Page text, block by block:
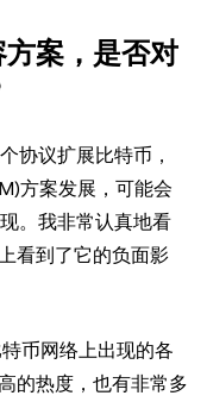
案，是否对
协议扩展比特币，
方案发展，可能会
。我非常认真地看
看到了它的负面影
特币网络上出现的各
的热度，也有非常多